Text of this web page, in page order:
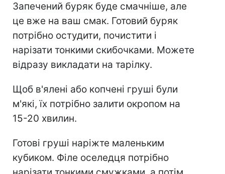
Запечений буряк буде смачніше, але
це вже на ваш смак. Готовий буряк
потрібно остудити, почистити і
нарізати тонкими скибочками. Можете
відразу викладати на тарілку.
Щоб в'ялені або копчені груші були
м'які, їх потрібно залити окропом на
15-20 хвилин.
Готові груші наріжте маленьким
кубиком. Філе оселедця потрібно